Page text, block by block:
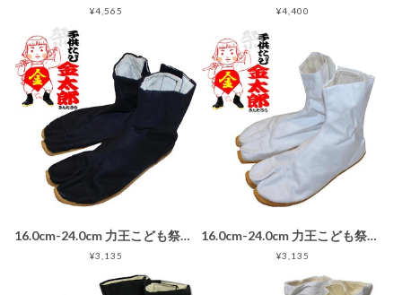
¥4,565 ¥4,400
16.0cm-24.0cm 力王こども祭たび金太郎 黒 子供用マジックテープ止め地下足袋ブラック
¥3,135
16.0cm-24.0cm 力王こども祭たび金太郎 白 子供用マジックテープ止め地下足袋
¥3,135